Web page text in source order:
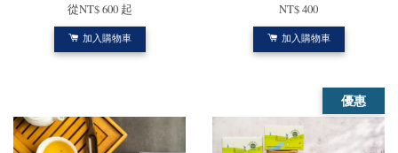
從NT$ 600 起
加入購物車
NT$ 400
加入購物車
優惠